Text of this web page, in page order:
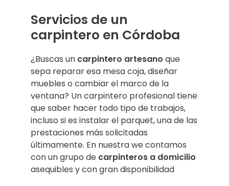
Servicios de un
carpintero en Córdoba
¿Buscas un carpintero artesano que
sepa reparar esa mesa coja, diseñar
muebles o cambiar el marco de la
ventana? Un carpintero profesional tiene
que saber hacer todo tipo de trabajos,
incluso si es instalar el parquet, una de las
prestaciones más solicitadas
últimamente. En nuestra we contamos
con un grupo de carpinteros a domicilio
asequibles y con gran disponibilidad